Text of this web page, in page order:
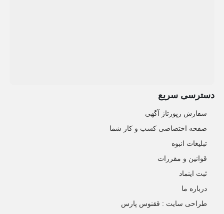
دسترسی سریع
سفارش رپورتاژ آگهی
صفحه اختصاصی کسب و کار شما
تبلیغات انبوه
قوانین و مقررات
ثبت اینماد
درباره ما
طراحی سایت : ققنوس پارس